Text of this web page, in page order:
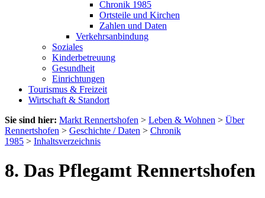
Chronik 1985
Ortsteile und Kirchen
Zahlen und Daten
Verkehrsanbindung
Soziales
Kinderbetreuung
Gesundheit
Einrichtungen
Tourismus & Freizeit
Wirtschaft & Standort
Sie sind hier: Markt Rennertshofen > Leben & Wohnen > Über
Rennertshofen > Geschichte / Daten > Chronik
1985 > Inhaltsverzeichnis
8. Das Pflegamt Rennertshofen